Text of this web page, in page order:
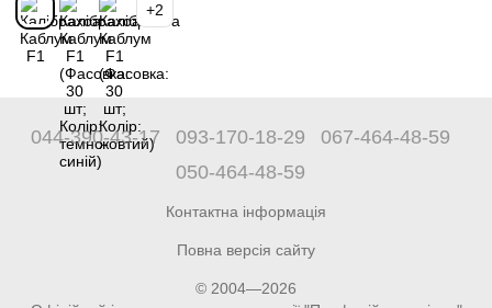
+2
044-390-43-17 093-170-18-29
067-464-48-59
050-464-48-59
Контактна інформація
Повна версія сайту
© 2004—2026